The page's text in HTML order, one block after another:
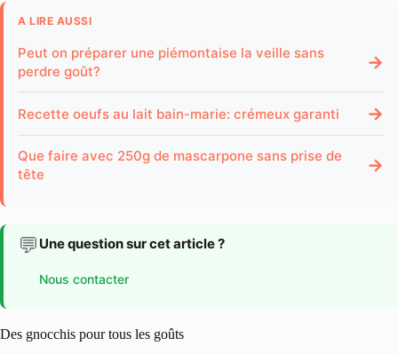
A LIRE AUSSI
Peut on préparer une piémontaise la veille sans
perdre goût?
→
Recette oeufs au lait bain-marie: crémeux garanti →
Que faire avec 250g de mascarpone sans prise de
tête
→
💬 Une question sur cet article ?
Nous contacter
Des gnocchis pour tous les goûts